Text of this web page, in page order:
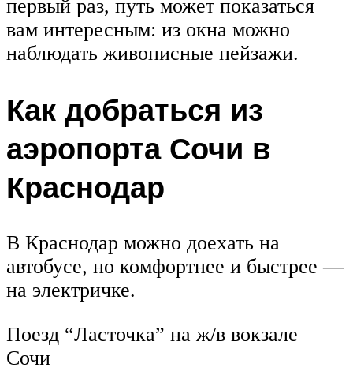
первый раз, путь может показаться
вам интересным: из окна можно
наблюдать живописные пейзажи.
Как добраться из
аэропорта Сочи в
Краснодар
В Краснодар можно доехать на
автобусе, но комфортнее и быстрее —
на электричке.
Поезд “Ласточка” на ж/в вокзале
Сочи